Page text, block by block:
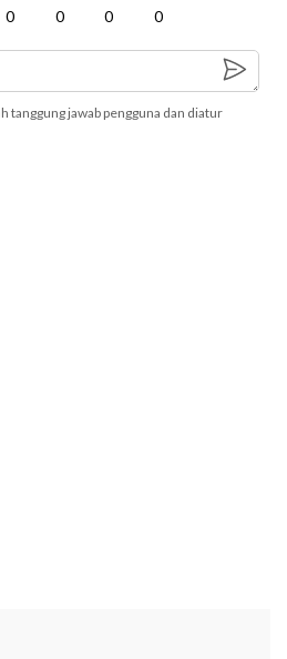
0 0 0 0
tanggung jawab pengguna dan diatur